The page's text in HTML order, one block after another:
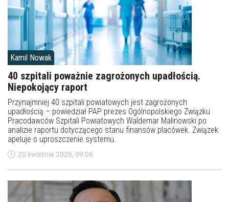
Kamil Nowak
40 szpitali poważnie zagrożonych upadłością.
Niepokojący raport
Przynajmniej 40 szpitali powiatowych jest zagrożonych
upadłością – powiedział PAP prezes Ogólnopolskiego Związku
Pracodawców Szpitali Powiatowych Waldemar Malinowski po
analizie raportu dotyczącego stanu finansów placówek. Związek
apeluje o uproszczenie systemu.
20 kwietnia 2026, 09:06